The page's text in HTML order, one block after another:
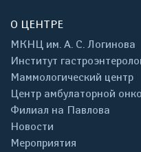
О ЦЕНТРЕ
МКНЦ им. А. С. Логинова
Институт
Маммологический центр
Центр амбулаторной
Филиал на Павлова
Новости
Мероприятия